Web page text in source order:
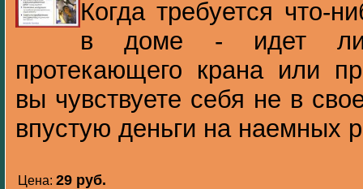
Когда требуется что-
в доме - идет
протекающего крана или
вы чувствуете себя не в
впустую деньги на наемных
Цена: 29 pуб.